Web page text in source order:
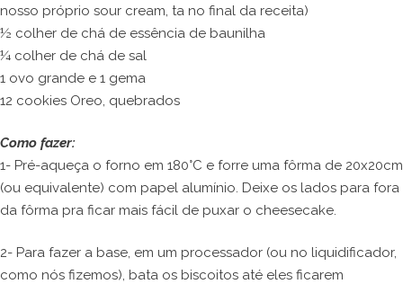
nosso próprio sour cream, ta no final da receita)
½ colher de chá de essência de baunilha
¼ colher de chá de sal
1 ovo grande e 1 gema
12 cookies Oreo, quebrados
Como fazer:
1- Pré-aqueça o forno em 180°C e forre uma fôrma de 20x20cm
(ou equivalente) com papel alumínio. Deixe os lados para fora
da fôrma pra ficar mais fácil de puxar o cheesecake.
2- Para fazer a base, em um processador (ou no liquidificador,
como nós fizemos), bata os biscoitos até eles ficarem